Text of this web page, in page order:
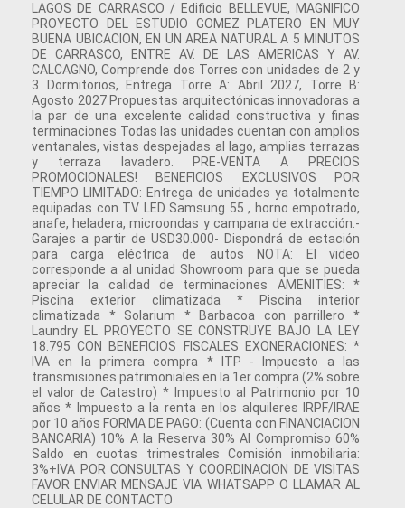
LAGOS DE CARRASCO / Edificio BELLEVUE, MAGNIFICO
PROYECTO DEL ESTUDIO GOMEZ PLATERO EN MUY
BUENA UBICACION, EN UN AREA NATURAL A 5 MINUTOS
DE CARRASCO, ENTRE AV. DE LAS AMERICAS Y AV.
CALCAGNO, Comprende dos Torres con unidades de 2 y
3 Dormitorios, Entrega Torre A: Abril 2027, Torre B:
Agosto 2027 Propuestas arquitectónicas innovadoras a
la par de una excelente calidad constructiva y finas
terminaciones Todas las unidades cuentan con amplios
ventanales, vistas despejadas al lago, amplias terrazas
y terraza lavadero. PRE-VENTA A PRECIOS
PROMOCIONALES! BENEFICIOS EXCLUSIVOS POR
TIEMPO LIMITADO: Entrega de unidades ya totalmente
equipadas con TV LED Samsung 55 , horno empotrado,
anafe, heladera, microondas y campana de extracción.-
Garajes a partir de USD30.000- Dispondrá de estación
para carga eléctrica de autos NOTA: El video
corresponde a al unidad Showroom para que se pueda
apreciar la calidad de terminaciones AMENITIES: *
Piscina exterior climatizada * Piscina interior
climatizada * Solarium * Barbacoa con parrillero *
Laundry EL PROYECTO SE CONSTRUYE BAJO LA LEY
18.795 CON BENEFICIOS FISCALES EXONERACIONES: *
IVA en la primera compra * ITP - Impuesto a las
transmisiones patrimoniales en la 1er compra (2% sobre
el valor de Catastro) * Impuesto al Patrimonio por 10
años * Impuesto a la renta en los alquileres IRPF/IRAE
por 10 años FORMA DE PAGO: (Cuenta con FINANCIACION
BANCARIA) 10% A la Reserva 30% Al Compromiso 60%
Saldo en cuotas trimestrales Comisión inmobiliaria:
3%+IVA POR CONSULTAS Y COORDINACION DE VISITAS
FAVOR ENVIAR MENSAJE VIA WHATSAPP O LLAMAR AL
CELULAR DE CONTACTO